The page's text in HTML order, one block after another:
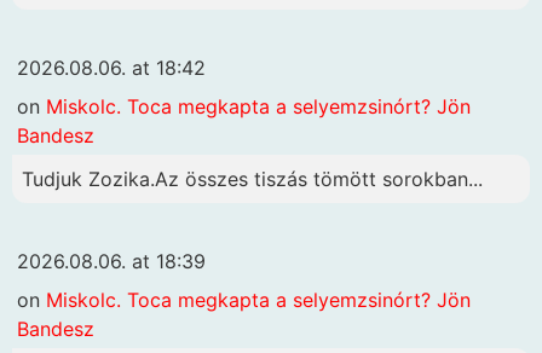
2026.08.06. at 18:42
on Miskolc. Toca megkapta a selyemzsinórt? Jön
Bandesz
Tudjuk Zozika.Az összes tiszás tömött sorokban...
2026.08.06. at 18:39
on Miskolc. Toca megkapta a selyemzsinórt? Jön
Bandesz